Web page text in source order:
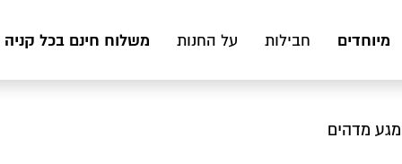
מיוחדים חבילות על החנות משלוח חינם בכל קניה מעל 199 ₪
מדהים